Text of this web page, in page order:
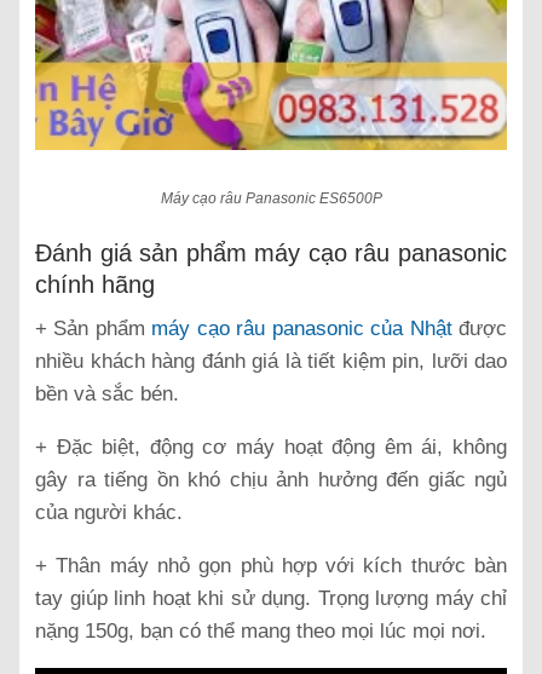
Máy cạo râu Panasonic ES6500P
Đánh giá sản phẩm máy cạo râu panasonic
chính hãng
+ Sản phẩm máy cạo râu panasonic của Nhậtđược
nhiều khách hàng đánh giá là tiết kiệm pin, lưỡi dao
bền và sắc bén.
+ Đặc biệt, động cơ máy hoạt động êm ái, không
gây ra tiếng ồn khó chịu ảnh hưởng đến giấc ngủ
của người khác.
+ Thân máy nhỏ gọn phù hợp với kích thước bàn
tay giúp linh hoạt khi sử dụng. Trọng lượng máy chỉ
nặng 150g, bạn có thể mang theo mọi lúc mọi nơi.